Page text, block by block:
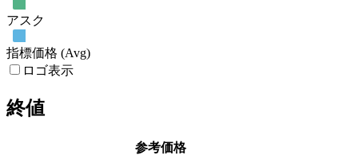
アスク
指標価格 (Avg)
ロゴ表示
終値
参考価格